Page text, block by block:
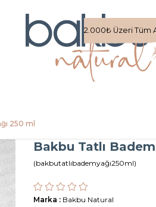
2.000₺ Üzeri Tüm
250 ml
Bakbu Tatlı
(bakbutatlıbademyağı250ml)
Marka : Bakbu Natural